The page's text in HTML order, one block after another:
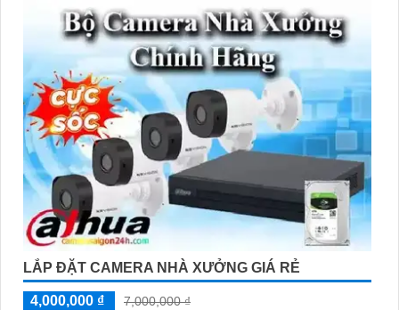
LẮP ĐẶT CAMERA NHÀ XƯỞNG GIÁ RẺ
4,000,000 ₫
7,000,000 ₫